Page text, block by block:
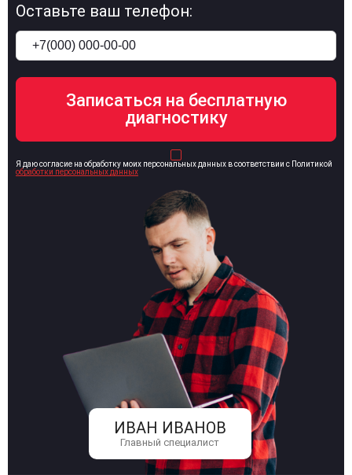
ИВАН ИВАНОВ
Главный специалист
Оставьте ваш телефон:
Я даю согласие на обработку моих персональных данных в соответствии с Политикой
обработки персональных данных